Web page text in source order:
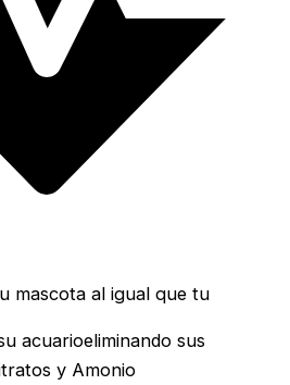
mascota al igual que tu
acuarioeliminando sus
y Amonio